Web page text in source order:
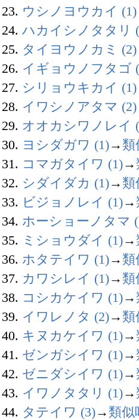
23. ウシノヨウカイ (1)
24. ハカイシノタタリ
25. タイヨウノカミ (2)
26. イギョウノフタゴ
27. シリョウキカイ (1)
28. イワシノアタマ (2)
29. オオカシワノレイ
30. ヨシダガワ (1)→ 類
31. コマガタイワ (1)→
32. シダイダカ (1)→ 類
33. ビジョノレイ (1)→
34. ホーショーノタマ
35. ミショウダイ (1)→
36. ホタテイワ (1)→ 類
37. カワシレイ (1)→ 類
38. コシカケイワ (1)→
39. イワレノタ (2)→ 類
40. キヌカケイワ (1)→
41. ゼンガシイワ (1)→
42. ゼニダシイワ (1)→
43. イワノタタリ (1)→
44. タテイワ (3)→ 類似